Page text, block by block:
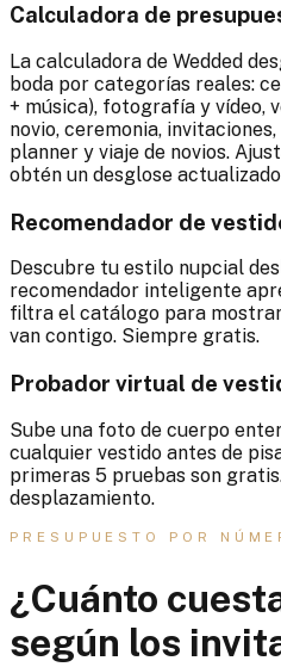
Calculadora de
La calculadora de Wedded
boda por categorías reales:
+ música), fotografía y vídeo,
novio, ceremonia,
planner y viaje de novios.
obtén un desglose
Recomendador de
Descubre tu estilo nupcial
recomendador inteligente
filtra el catálogo para
van contigo. Siempre gratis.
Probador virtual de
Sube una foto de cuerpo
cualquier vestido antes de
primeras 5 pruebas son
desplazamiento.
PRESUPUESTO POR
¿Cuánto
según los